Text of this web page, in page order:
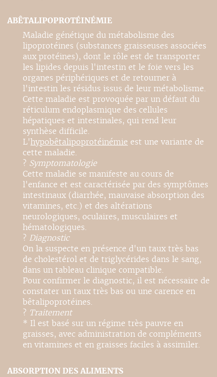
ABÊTALIPOPROTÉINÉMIE
Maladie génétique du métabolisme des
lipoprotéines (substances graisseuses associées
aux protéines), dont le rôle est de transporter
les lipides depuis l'intestin et le foie vers les
organes périphériques et de retourner à
l'intestin les résidus issus de leur métabolisme.
Cette maladie est provoquée par un défaut du
réticulum endoplasmique des cellules
hépatiques et intestinales, qui rend leur
synthèse difficile.
L'hypobêtalipoprotéinémie est une variante de
cette maladie.
? Symptomatologie
Cette maladie se manifeste au cours de
l'enfance et est caractérisée par des symptômes
intestinaux (diarrhée, mauvaise absorption des
vitamines, etc.) et des altérations
neurologiques, oculaires, musculaires et
hématologiques.
? Diagnostic
On la suspecte en présence d'un taux très bas
de cholestérol et de triglycérides dans le sang,
dans un tableau clinique compatible.
Pour confirmer le diagnostic, il est nécessaire de
constater un taux très bas ou une carence en
bêtalipoprotéines.
? Traitement
* Il est basé sur un régime très pauvre en
graisses, avec administration de compléments
en vitamines et en graisses faciles à assimiler.
ABSORPTION DES ALIMENTS